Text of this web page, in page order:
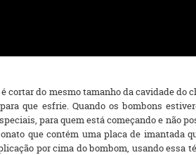
do mesmo tamanho da cavidade do
que esfrie. Quando os bombons
para quem está começando e não
que contém uma placa de imantada
por cima do bombom, usando